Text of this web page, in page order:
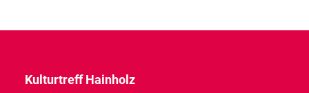
Kulturtreff Hainholz